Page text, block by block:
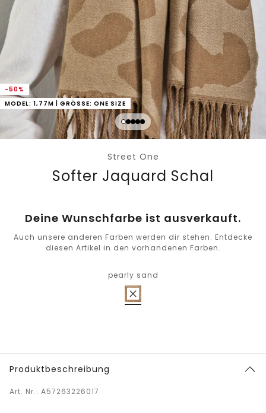
-50%
MODEL: 1,77M | GRÖSSE: ONE SIZE
Street One
Softer Jaquard Schal
Deine Wunschfarbe ist ausverkauft.
Auch unsere anderen Farben werden dir stehen. Entdecke
diesen Artikel in den vorhandenen Farben.
pearly sand
Produktbeschreibung
Art. Nr.: A57263226017